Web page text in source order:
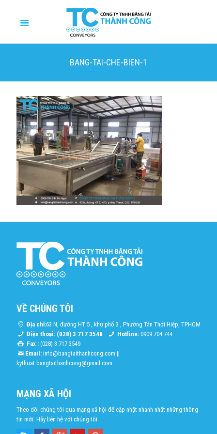
BANG-TAI-CHE-BIEN-1
VỀ CHÚNG TÔI
Địa chỉ:63 N, đường HT 5 , khu phố 3 , Phường Tân Thới Hiệp, TPHCM
Điện thoại: (028) 3 717 3548 . Hotline: 0909 704 744
Fax :(028) 3 717 3549
Email: info@bangtaithanhcong.com ||
kythuat.bangtaithanhcong@gmail.com
MẠNG XÃ HỘI
Theo dõi chúng tôi qua mạng xã hội để cập nhật nhanh nhất những thông
tin mới. Hãy liên hệ với chúng tôi